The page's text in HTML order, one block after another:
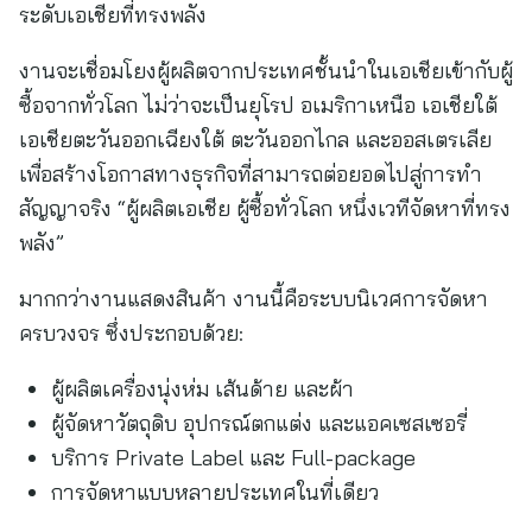
ระดับเอเชียที่ทรงพลัง
งานจะเชื่อมโยงผู้ผลิตจากประเทศชั้นนำในเอเชียเข้ากับผู้
ซื้อจากทั่วโลก ไม่ว่าจะเป็นยุโรป อเมริกาเหนือ เอเชียใต้
เอเชียตะวันออกเฉียงใต้ ตะวันออกไกล และออสเตรเลีย
เพื่อสร้างโอกาสทางธุรกิจที่สามารถต่อยอดไปสู่การทำ
สัญญาจริง “ผู้ผลิตเอเชีย ผู้ซื้อทั่วโลก หนึ่งเวทีจัดหาที่ทรง
พลัง”
มากกว่างานแสดงสินค้า งานนี้คือระบบนิเวศการจัดหา
ครบวงจร ซึ่งประกอบด้วย:
ผู้ผลิตเครื่องนุ่งห่ม เส้นด้าย และผ้า
ผู้จัดหาวัตถุดิบ อุปกรณ์ตกแต่ง และแอคเซสเซอรี่
บริการ Private Label และ Full-package
การจัดหาแบบหลายประเทศในที่เดียว